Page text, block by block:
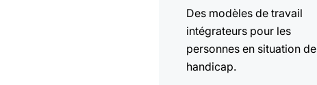
Des modèles de travail
intégrateurs pour les
personnes en situation de
handicap.